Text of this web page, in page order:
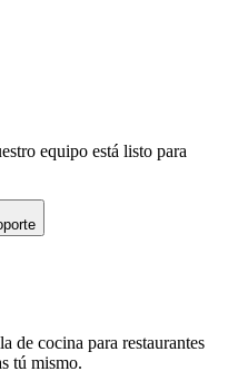
equipo está listo para
de cocina para restaurantes
tú mismo.